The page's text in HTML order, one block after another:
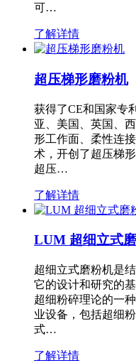
可…
了解详情
超压梯形磨粉机
获得了CE和国家专
亚、美国、英国、
形工作面、柔性连
术，开创了超压梯
超压…
了解详情
LUM 超细立式
超细立式磨粉机是
它的设计和研究的
超细粉碎理论的一
业设备，包括超细
式…
了解详情